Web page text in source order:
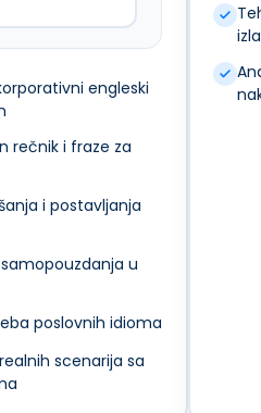
engleski
rečnik i fraze za
i postavljanja
u
poslovnih idioma
scenarija sa